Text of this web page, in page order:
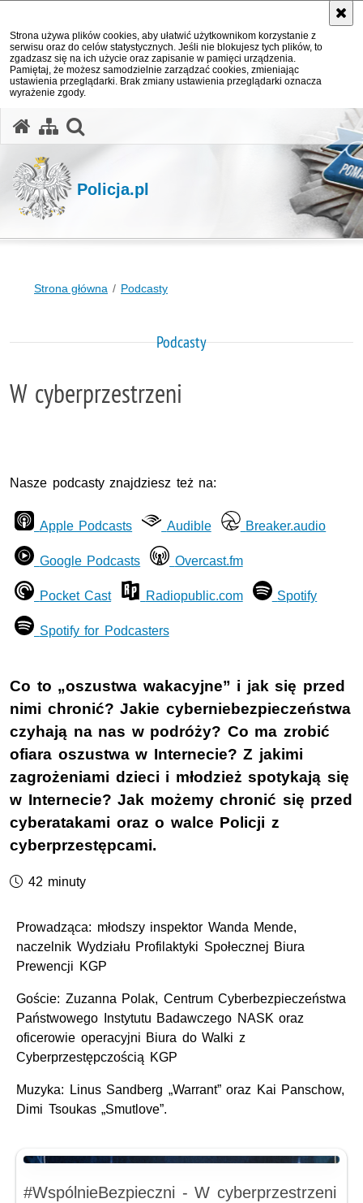
Strona używa plików cookies, aby ułatwić użytkownikom korzystanie z
serwisu oraz do celów statystycznych. Jeśli nie blokujesz tych plików, to
zgadzasz się na ich użycie oraz zapisanie w pamięci urządzenia.
Pamiętaj, że możesz samodzielnie zarządzać cookies, zmieniając
ustawienia przeglądarki. Brak zmiany ustawienia przeglądarki oznacza
wyrażenie zgody.
Policja.pl
Strona główna Podcasty
Podcasty
W cyberprzestrzeni
Nasze podcasty znajdziesz też na:
Apple Podcasts Audible Breaker.audio
Google Podcasts Overcast.fm
Pocket Cast Radiopublic.com Spotify
Spotify for Podcasters
Co to „oszustwa wakacyjne” i jak się przed
nimi chronić? Jakie cyberniebezpieczeństwa
czyhają na nas w podróży? Co ma zrobić
ofiara oszustwa w Internecie? Z jakimi
zagrożeniami dzieci i młodzież spotykają się
w Internecie? Jak możemy chronić się przed
cyberatakami oraz o walce Policji z
cyberprzestępcami.
Czas trwania podcastu:
42 minuty
Prowadząca: młodszy inspektor Wanda Mende,
naczelnik Wydziału Profilaktyki Społecznej Biura
Prewencji KGP
Goście: Zuzanna Polak, Centrum Cyberbezpieczeństwa
Państwowego Instytutu Badawczego NASK oraz
oficerowie operacyjni Biura do Walki z
Cyberprzestępczością KGP
Muzyka: Linus Sandberg „Warrant” oraz Kai Panschow,
Dimi Tsoukas „Smutlove”.
Nagranie audio
#WspólnieBezpieczni - W cyberprzestrzeni